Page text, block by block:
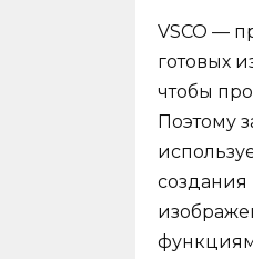
VSCO —
готовых
чтобы
Поэтому